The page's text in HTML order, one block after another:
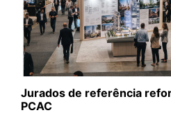
Jurados de referência
PCAC